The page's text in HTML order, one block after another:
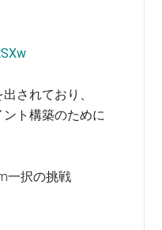
されており、
ト構築のために
一択の挑戦